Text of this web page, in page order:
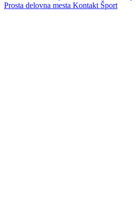
Prosta delovna mesta Kontakt Šport